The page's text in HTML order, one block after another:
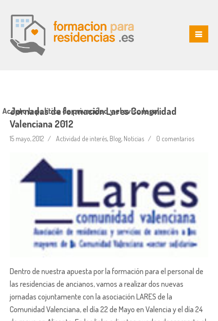
Jornadas de formación Lares Comunidad
Valenciana 2012
15 mayo, 2012 Actividad de interés, Blog, Noticias 0 comentarios
Dentro de nuestra apuesta por la formación para el personal de
las residencias de ancianos, vamos a realizar dos nuevas
jornadas cojuntamente con la asociación LARES de la
Comunidad Valenciana, el día 22 de Mayo en Valencia y el día 24
Acepto la política de privacidad y el aviso legal